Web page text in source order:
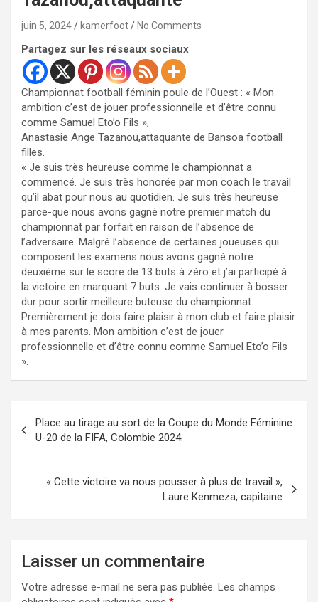
juin 5, 2024 kamerfoot No Comments
Partagez sur les réseaux sociaux
Championnat football féminin poule de l’Ouest : « Mon
ambition c’est de jouer professionnelle et d’être connu
comme Samuel Eto’o Fils »,
Anastasie Ange Tazanou,attaquante de Bansoa football
filles.
« Je suis très heureuse comme le championnat a
commencé. Je suis très honorée par mon coach le travail
qu’il abat pour nous au quotidien. Je suis très heureuse
parce-que nous avons gagné notre premier match du
championnat par forfait en raison de l’absence de
l’adversaire. Malgré l’absence de certaines joueuses qui
composent les examens nous avons gagné notre
deuxième sur le score de 13 buts à zéro et j’ai participé à
la victoire en marquant 7 buts. Je vais continuer à bosser
dur pour sortir meilleure buteuse du championnat.
Premièrement je dois faire plaisir à mon club et faire plaisir
à mes parents. Mon ambition c’est de jouer
professionnelle et d’être connu comme Samuel Eto’o Fils
».
de
l’article
Place au tirage au sort de la Coupe du Monde Féminine
U-20 de la FIFA, Colombie 2024.
« Cette victoire va nous pousser à plus de travail »,
Laure Kenmeza, capitaine
Laisser un commentaire
Votre adresse e-mail ne sera pas publiée. Les champs